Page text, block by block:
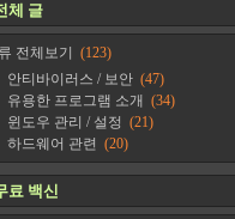
체 글
전체보기
(123)
안티바이러스 / 보안 (47)
유용한 프로그램 소개 (34)
윈도우 관리 / 설정 (21)
하드웨어 관련 (20)
료 백신